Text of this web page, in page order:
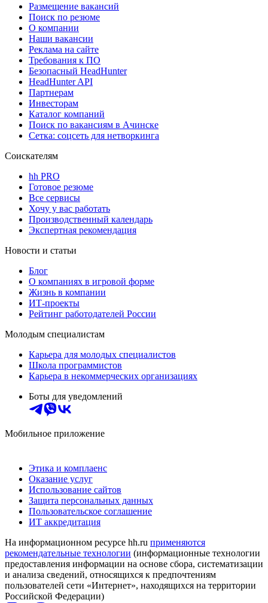
Размещение вакансий
Поиск по резюме
О компании
Наши вакансии
Реклама на сайте
Требования к ПО
Безопасный HeadHunter
HeadHunter API
Партнерам
Инвесторам
Каталог компаний
Поиск по вакансиям в Ачинске
Сетка: соцсеть для нетворкинга
Соискателям
hh PRO
Готовое резюме
Все сервисы
Хочу у вас работать
Производственный календарь
Экспертная рекомендация
Новости и статьи
Блог
О компаниях в игровой форме
Жизнь в компании
ИТ-проекты
Рейтинг работодателей России
Молодым специалистам
Карьера для молодых специалистов
Школа программистов
Карьера в некоммерческих организациях
Боты для уведомлений
Мобильное приложение
Этика и комплаенс
Оказание услуг
Использование сайтов
Защита персональных данных
Пользовательское соглашение
ИТ аккредитация
На информационном ресурсе hh.ru применяются
рекомендательные технологии (информационные технологии
предоставления информации на основе сбора, систематизации
и анализа сведений, относящихся к предпочтениям
пользователей сети «Интернет», находящихся на территории
Российской Федерации)